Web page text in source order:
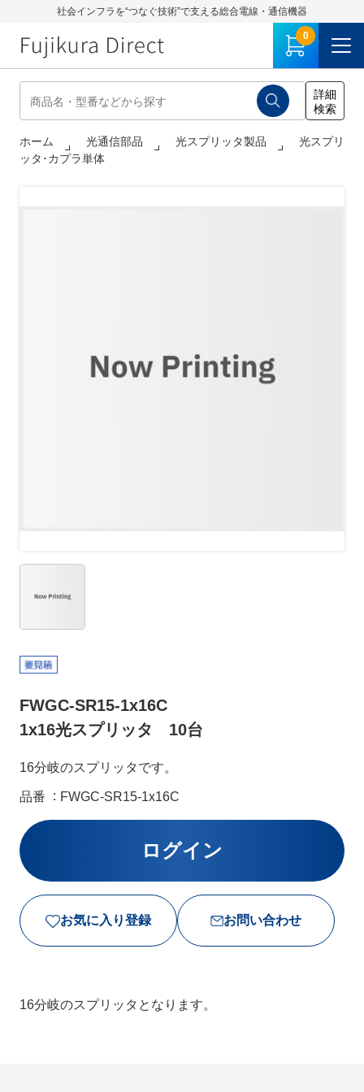
社会インフラを“つなぐ技術”で支える総合電線・通信機器
0
ホーム 光通信部品 光スプリッタ製品
光スプリ
ッタ･カプラ単体
FWGC-SR15-1x16C
1x16光スプリッタ 10台
16分岐のスプリッタです。
品番 FWGC-SR15-1x16C
お気に入り登録 お問い合わせ
16分岐のスプリッタとなります。